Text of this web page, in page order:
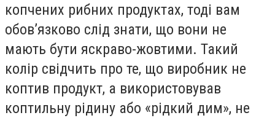
копчених рибних продуктах, тоді вам
обов’язково слід знати, що вони не
мають бути яскраво-жовтими. Такий
колір свідчить про те, що виробник не
коптив продукт, а використовував
коптильну рідину або «рідкий дим», не